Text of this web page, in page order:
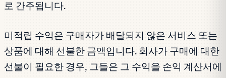
로 간주됩니다.
미적립 수익은 구매자가 배달되지 않은 서비스 또는
상품에 대해 선불한 금액입니다. 회사가 구매에 대한
선불이 필요한 경우, 그들은 그 수익을 손익 계산서에